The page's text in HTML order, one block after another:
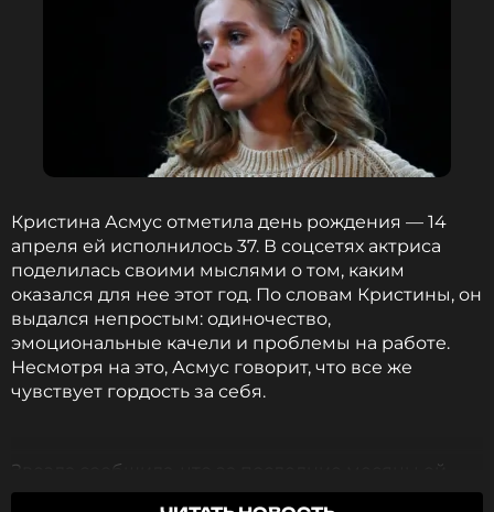
Кристина Асмус отметила день рождения — 14
апреля ей исполнилось 37. В соцсетях актриса
поделилась своими мыслями о том, каким
оказался для нее этот год. По словам Кристины, он
выдался непростым: одиночество,
эмоциональные качели и проблемы на работе.
Несмотря на это, Асмус говорит, что все же
чувствует гордость за себя.
Звезда сообщила, что за последние месяцы ей
пришлось пройти через многое, но в итоге ей